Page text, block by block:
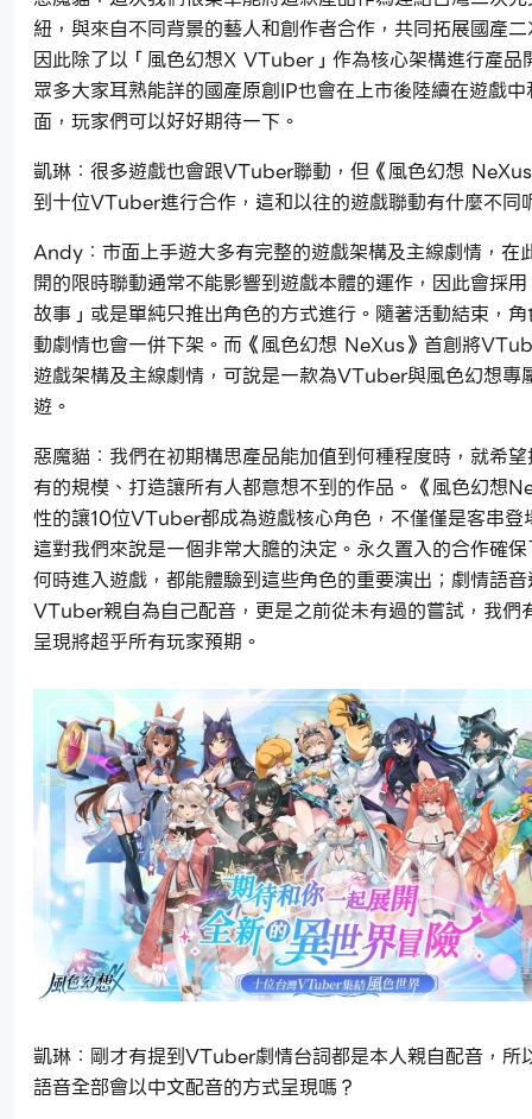
紐，與來自不同背景的藝人和創作者合作，共同拓展國產
因此除了以「風色幻想X VTuber」作為核心架構進行產品
眾多大家耳熟能詳的國產原創IP也會在上市後陸續在遊戲
面，玩家們可以好好期待一下。
凱琳：很多遊戲也會跟VTuber聯動，但《風色幻想
到十位VTuber進行合作，這和以往的遊戲聯動有什麼不同
Andy：市面上手遊大多有完整的遊戲架構及主線劇情，在
開的限時聯動通常不能影響到遊戲本體的運作，因此會採
故事」或是單純只推出角色的方式進行。隨著活動結束，
動劇情也會一併下架。而《風色幻想 NeXus》首創將
遊戲架構及主線劇情，可說是一款為VTuber與風色幻想專
遊。
惡魔貓：我們在初期構思產品能加值到何種程度時，就希
有的規模、打造讓所有人都意想不到的作品。《風色幻想
性的讓10位VTuber都成為遊戲核心角色，不僅僅是客串登
這對我們來說是一個非常大膽的決定。永久置入的合作確
何時進入遊戲，都能體驗到這些角色的重要演出；劇情語
VTuber親自為自己配音，更是之前從未有過的嘗試，我們
呈現將超乎所有玩家預期。
凱琳：剛才有提到VTuber劇情台詞都是本人親自配音，所
語音全部會以中文配音的方式呈現嗎？